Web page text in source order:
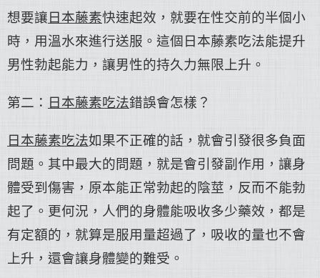
想要讓 日本藤素快速起效，就要在性交前的半個小
時，用溫水來進行送服。這個日本藤素吃法能提升
男性勃起能力，讓男性的持久力無限上升。
第二： 日本藤素吃法錯誤會怎樣？
日本藤素吃法如果不正確的話，就會引發很多負面
問題。其中最大的問題，就是會引發副作用，讓身
體受到傷害，原本能正常勃起的陰莖，反而不能勃
起了。更何況，人們的身體能吸收多少藥效，都是
有定額的，就算是服用量超過了，吸收的量也不會
上升，還會讓身體變的難受。